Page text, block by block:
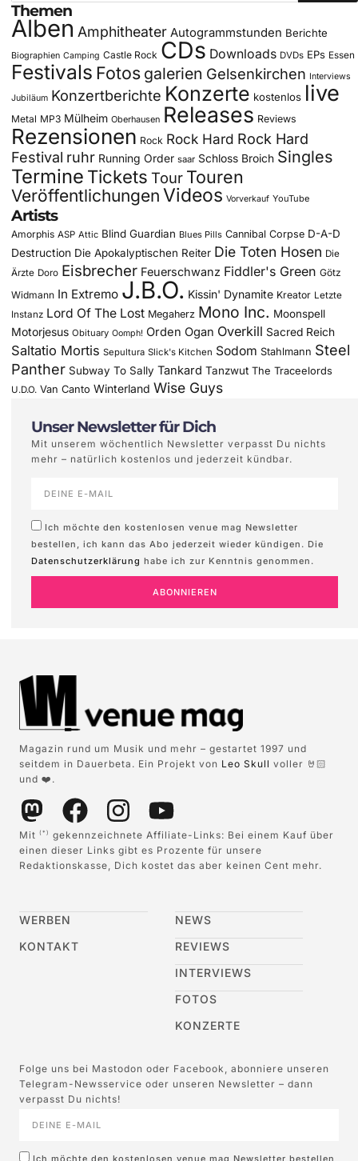
Themen
Alben Amphitheater Autogrammstunden Berichte
Biographien Camping Castle Rock CDs Downloads DVDs EPs Essen
Festivals Fotos galerien Gelsenkirchen Interviews
Jubiläum Konzertberichte Konzerte kostenlos live
Metal MP3 Mülheim Oberhausen Releases Reviews
Rezensionen Rock Rock Hard Rock Hard
Festival ruhr Running Order saar Schloss Broich Singles
Termine Tickets Tour Touren
Veröffentlichungen Videos Vorverkauf YouTube
Artists
Amorphis ASP Attic Blind Guardian Blues Pills Cannibal Corpse D-A-D
Destruction Die Apokalyptischen Reiter Die Toten Hosen Die
Ärzte Doro Eisbrecher Feuerschwanz Fiddler's Green Götz
Widmann In Extremo J.B.O. Kissin' Dynamite Kreator Letzte
Instanz Lord Of The Lost Megaherz Mono Inc. Moonspell
Motorjesus Obituary Oomph! Orden Ogan Overkill Sacred Reich
Saltatio Mortis Sepultura Slick's Kitchen Sodom Stahlmann Steel
Panther Subway To Sally Tankard Tanzwut The Traceelords
U.D.O. Van Canto Winterland Wise Guys
Unser Newsletter für Dich
Mit unserem wöchentlich Newsletter verpasst Du nichts
mehr – natürlich kostenlos und jederzeit kündbar.
Ich möchte den kostenlosen venue mag Newsletter
bestellen, ich kann das Abo jederzeit wieder kündigen. Die
Datenschutzerklärung habe ich zur Kenntnis genommen.
ABONNIEREN
Magazin rund um Musik und mehr – gestartet 1997 und
seitdem in Dauerbeta. Ein Projekt von Leo Skull voller 🤘🏻
und ❤️.
Mit (*)
gekennzeichnete Affiliate-Links: Bei einem Kauf über
einen dieser Links gibt es Prozente für unsere
Redaktionskasse, Dich kostet das aber keinen Cent mehr.
WERBEN
KONTAKT
NEWS
REVIEWS
INTERVIEWS
FOTOS
KONZERTE
Folge uns bei Mastodon oder Facebook, abonniere unseren
Telegram-Newsservice oder unseren Newsletter – dann
verpasst Du nichts!
Ich möchte den kostenlosen venue mag Newsletter bestellen,